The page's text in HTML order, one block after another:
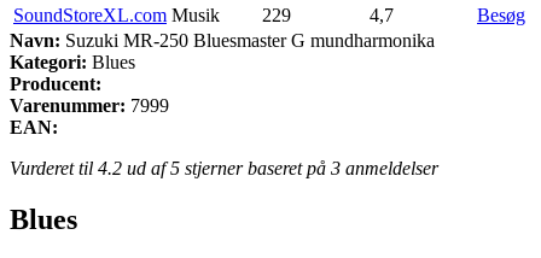
SoundStoreXL.com Musik 229 4,7
Besøg
Navn: Suzuki MR-250 Bluesmaster G mundharmonika
Kategori: Blues
Producent:
Varenummer: 7999
EAN:
Vurderet til 4.2 ud af 5 stjerner baseret på 3 anmeldelser
Blues